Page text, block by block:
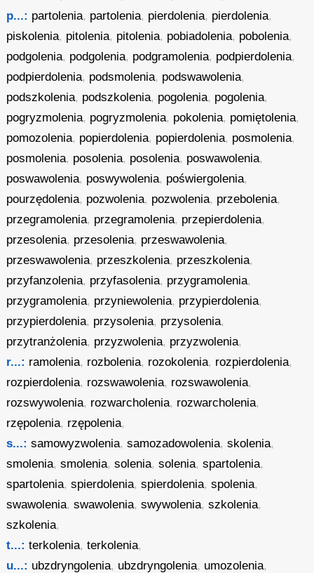
p...: partolenia, partolenia, pierdolenia, pierdolenia,
piskolenia, pitolenia, pitolenia, pobiadolenia, pobolenia,
podgolenia, podgolenia, podgramolenia, podpierdolenia,
podpierdolenia, podsmolenia, podswawolenia,
podszkolenia, podszkolenia, pogolenia, pogolenia,
pogryzmolenia, pogryzmolenia, pokolenia, pomiętolenia,
pomozolenia, popierdolenia, popierdolenia, posmolenia,
posmolenia, posolenia, posolenia, poswawolenia,
poswawolenia, poswywolenia, poświergolenia,
pourzędolenia, pozwolenia, pozwolenia, przebolenia,
przegramolenia, przegramolenia, przepierdolenia,
przesolenia, przesolenia, przeswawolenia,
przeswawolenia, przeszkolenia, przeszkolenia,
przyfanzolenia, przyfasolenia, przygramolenia,
przygramolenia, przyniewolenia, przypierdolenia,
przypierdolenia, przysolenia, przysolenia,
przytranżolenia, przyzwolenia, przyzwolenia,
r...: ramolenia, rozbolenia, rozokolenia, rozpierdolenia,
rozpierdolenia, rozswawolenia, rozswawolenia,
rozswywolenia, rozwarcholenia, rozwarcholenia,
rzępolenia, rzępolenia,
s...: samowyzwolenia,samozadowolenia,skolenia,
smolenia,smolenia,solenia,solenia,spartolenia,
spartolenia,spierdolenia,spierdolenia,spolenia,
swawolenia,swawolenia,swywolenia,szkolenia,
szkolenia,
t...: terkolenia,terkolenia,
u...: ubzdryngolenia, ubzdryngolenia, umozolenia,